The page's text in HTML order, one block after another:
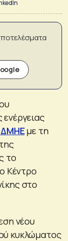
με τη
το
Κέντρο
στο
νέου
κυκλώματος